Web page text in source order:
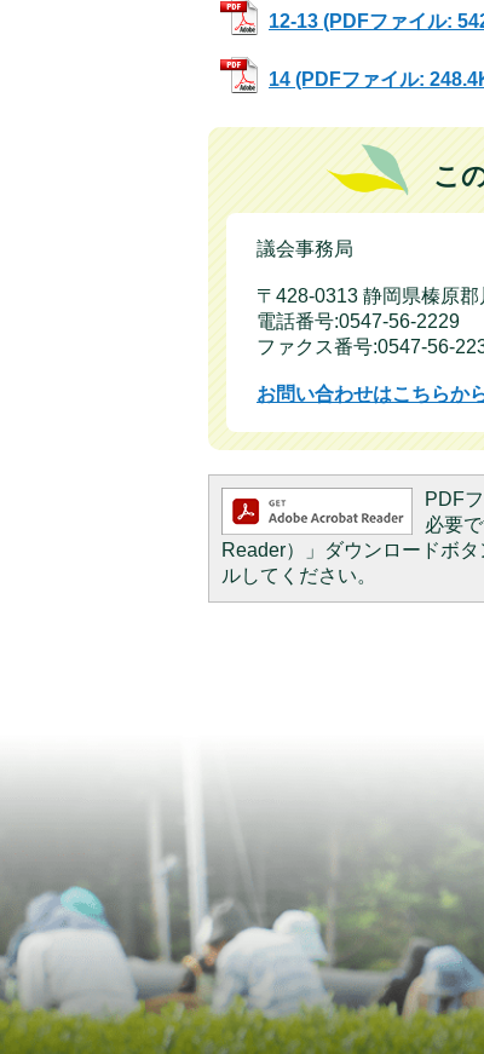
12-13 (PDFファイル:
14 (PDFファイル:
こ
議会事務局
〒428-0313 静岡県榛原
電話番号:0547-56-2229
ファクス番号:0547-56-
お問い合わせはこちらか
PDF
必要
Reader）」ダウンロードボ
ルしてください。